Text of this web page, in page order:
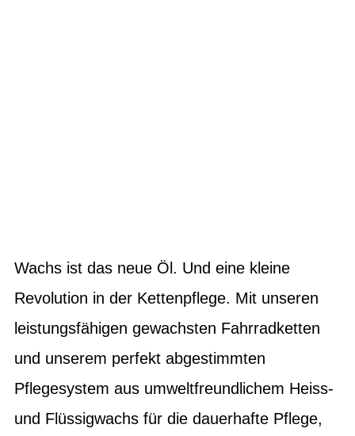
Wachs ist das neue Öl. Und eine kleine
Revolution in der Kettenpflege. Mit unseren
leistungsfähigen gewachsten Fahrradketten
und unserem perfekt abgestimmten
Pflegesystem aus umweltfreundlichem Heiss-
und Flüssigwachs für die dauerhafte Pflege,